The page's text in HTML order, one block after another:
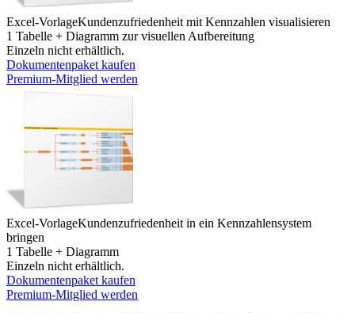
Excel-VorlageKundenzufriedenheit mit Kennzahlen visualisieren
1 Tabelle + Diagramm zur visuellen Aufbereitung
Einzeln nicht erhältlich.
Dokumentenpaket kaufen
Premium-Mitglied werden
Excel-VorlageKundenzufriedenheit in ein Kennzahlensystem
bringen
1 Tabelle + Diagramm
Einzeln nicht erhältlich.
Dokumentenpaket kaufen
Premium-Mitglied werden